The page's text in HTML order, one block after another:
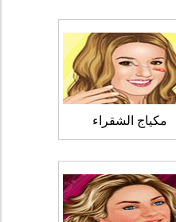
مكياج الشقراء